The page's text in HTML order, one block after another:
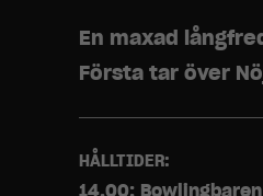
En maxad
Första tar över
HÅLLTIDER:
14.00: